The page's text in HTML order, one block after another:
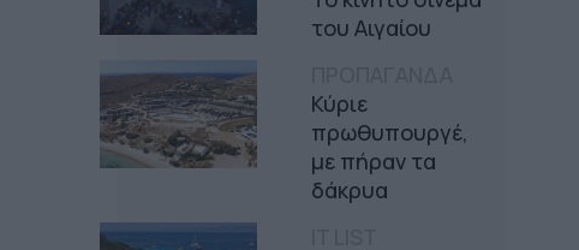
του Αιγαίου
Κύριε
πρωθυπουργέ,
με πήραν τα
δάκρυα